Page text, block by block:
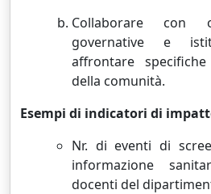
Collaborare con
governative e
affrontare
della comunità.
Esempi di indicatori di
Nr. di eventi di
informazione
docenti del